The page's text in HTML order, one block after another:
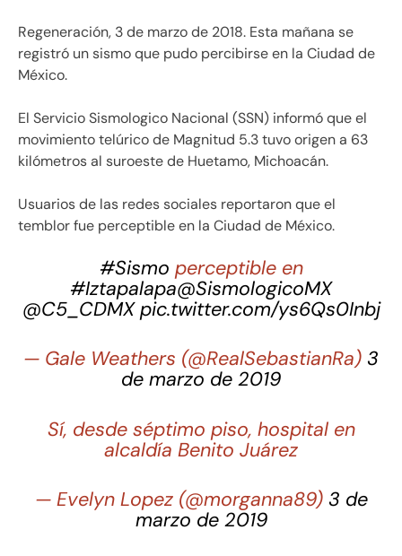
Regeneración, 3 de marzo de 2018. Esta mañana se
registró un sismo que pudo percibirse en la Ciudad de
México.
El Servicio Sismologico Nacional (SSN) informó que el
movimiento telúrico de Magnitud 5.3 tuvo origen a 63
kilómetros al suroeste de Huetamo, Michoacán.
Usuarios de las redes sociales reportaron que el
temblor fue perceptible en la Ciudad de México.
#Sismo perceptible en
#Iztapalapa@SismologicoMX
@C5_CDMX pic.twitter.com/ys6Qs0Inbj
— Gale Weathers (@RealSebastianRa) 3
de marzo de 2019
Sí, desde séptimo piso, hospital en
alcaldía Benito Juárez
— Evelyn Lopez (@morganna89) 3 de
marzo de 2019